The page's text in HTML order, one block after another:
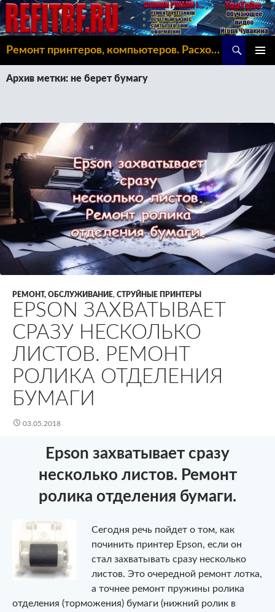
Ремонт принтеров, компьютеров. Расходка, Omoda C5
К
СОДЕРЖИМОМУ
Архив метки: не берет бумагу
РЕМОНТ, ОБСЛУЖИВАНИЕ, СТРУЙНЫЕ ПРИНТЕРЫ
EPSON ЗАХВАТЫВАЕТ
СРАЗУ НЕСКОЛЬКО
ЛИСТОВ. РЕМОНТ
РОЛИКА ОТДЕЛЕНИЯ
БУМАГИ
03.05.2018
Epson захватывает сразу
несколько листов. Ремонт
ролика отделения бумаги.
Сегодня речь пойдет о том, как
починить принтер Epson, если он
стал захватывать сразу несколько
листов. Это очередной ремонт лотка,
а точнее ремонт пружины ролика
отделения (торможения) бумаги (нижний ролик в